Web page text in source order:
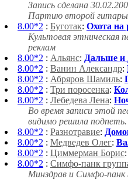
Запись сделана
Партию второй гитары
8.00*2 : Буготак: Охота на
Культовая этническая
реклам
8.00*2 : Альянс: Дальше и
8.00*2 : Ванин Александр:
8.00*2 : Абряров Шамиль:
8.00*2 : Три поросенка:
8.00*2 : Лебедева Лена:
Во время записи этой
видимо решила
8.00*2 : Разнотравие:
8.00*2 : Медведев Олег:
8.00*2 : Циммерман Борис:
8.00*2 : Симфо-панк
Минздрав и Симфо-панк